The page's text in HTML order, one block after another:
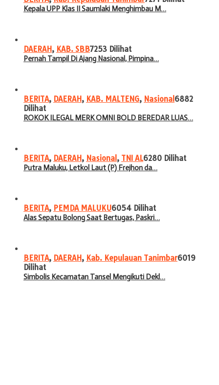
Kepala UPP Klas II Saumlaki Menghimbau M…
DAERAH, KAB. SBB7253 Dilihat
Pernah Tampil Di Ajang Nasional, Pimpina…
BERITA, DAERAH, KAB. MALTENG, Nasional 6882
Dilihat
ROKOK ILEGAL MERK OMNI BOLD BEREDAR LUAS…
BERITA, DAERAH, Nasional , TNI AL6280 Dilihat
Putra Maluku, Letkol Laut (P) Frejhon da…
BERITA, PEMDA MALUKU6054 Dilihat
Alas Sepatu Bolong Saat Bertugas, Paskri…
BERITA, DAERAH, Kab. Kepulauan Tanimbar6019
Dilihat
Simbolis Kecamatan Tansel Mengikuti Dekl…